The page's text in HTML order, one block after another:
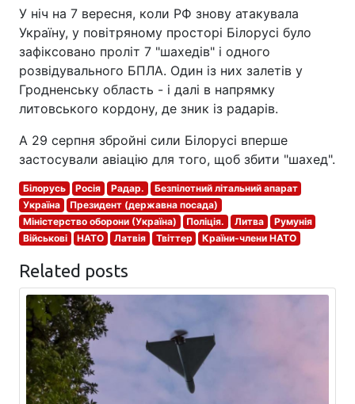
У ніч на 7 вересня, коли РФ знову атакувала
Україну, у повітряному просторі Білорусі було
зафіксовано проліт 7 "шахедів" і одного
розвідувального БПЛА. Один із них залетів у
Гродненську область - і далі в напрямку
литовського кордону, де зник із радарів.
А 29 серпня збройні сили Білорусі вперше
застосували авіацію для того, щоб збити "шахед".
Білорусь Росія Радар.
Безпілотний літальний апарат
Україна
Президент (державна посада)
Міністерство оборони (Україна)
Поліція. Литва
Румунія
Військові
НАТО Латвія Твіттер Країни-члени НАТО
Related posts